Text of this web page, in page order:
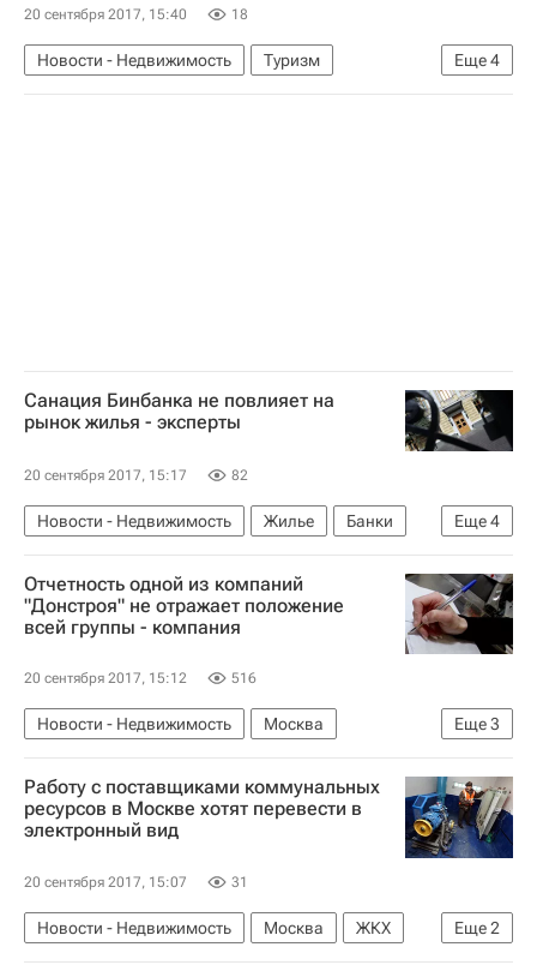
20 сентября 2017, 15:40 18
Еще4
Новости - Недвижимость
Туризм
ЧМ-2018 по футболу
Подготовка к ЧМ-2018
Санация Бинбанка не повлияет на
рынок жилья - эксперты
20 сентября 2017, 15:17 82
Еще4
Новости - Недвижимость Жилье
Банки
Санация
Сафмар
Санация банков в РФ и рынок недвижимости
Россия
Отчетность одной из компаний
"Донстроя" не отражает положение
всей группы - компания
20 сентября 2017, 15:12 516
Еще3
Новости - Недвижимость
Москва
Дон-Строй
Финансовая отчетность
Россия
Работу с поставщиками коммунальных
ресурсов в Москве хотят перевести в
электронный вид
20 сентября 2017, 15:07 31
Еще2
Новости - Недвижимость Москва
ЖКХ
Инфраструктура
Россия